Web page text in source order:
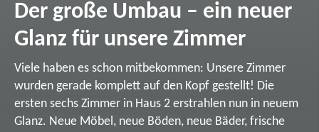
Der große Umbau – ein neuer
Glanz für unsere Zimmer
Viele haben es schon mitbekommen: Unsere Zimmer
wurden gerade komplett auf den Kopf gestellt! Die
ersten sechs Zimmer in Haus 2 erstrahlen nun in neuem
Glanz. Neue Möbel, neue Böden, neue Bäder, frische